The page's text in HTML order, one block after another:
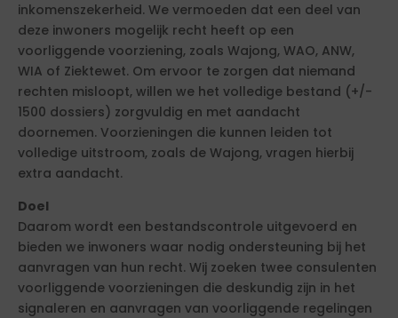
inkomenszekerheid. We vermoeden dat een deel van
deze inwoners mogelijk recht heeft op een
voorliggende voorziening, zoals Wajong, WAO, ANW,
WIA of Ziektewet. Om ervoor te zorgen dat niemand
rechten misloopt, willen we het volledige bestand (+/-
1500 dossiers) zorgvuldig en met aandacht
doornemen. Voorzieningen die kunnen leiden tot
volledige uitstroom, zoals de Wajong, vragen hierbij
extra aandacht.
Doel
Daarom wordt een bestandscontrole uitgevoerd en
bieden we inwoners waar nodig ondersteuning bij het
aanvragen van hun recht. Wij zoeken twee consulenten
voorliggende voorzieningen die deskundig zijn in het
signaleren en aanvragen van voorliggende regelingen